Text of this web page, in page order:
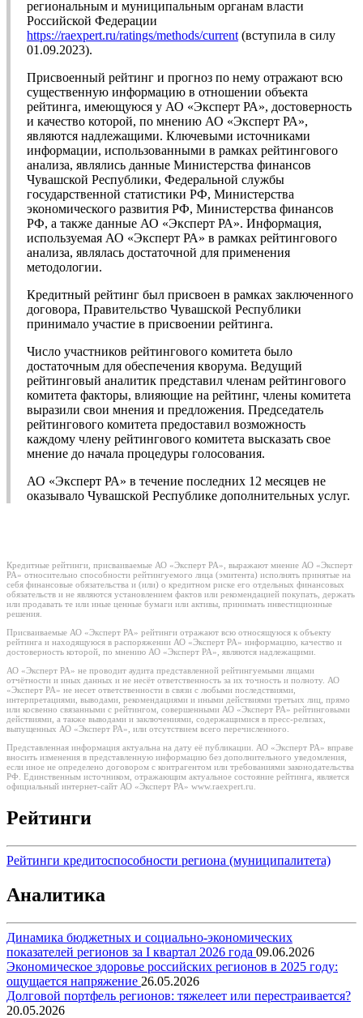
региональным и муниципальным органам власти
Российской Федерации
https://raexpert.ru/ratings/methods/current (вступила в силу
01.09.2023).
Присвоенный рейтинг и прогноз по нему отражают всю
существенную информацию в отношении объекта
рейтинга, имеющуюся у АО «Эксперт РА», достоверность
и качество которой, по мнению АО «Эксперт РА»,
являются надлежащими. Ключевыми источниками
информации, использованными в рамках рейтингового
анализа, являлись данные Министерства финансов
Чувашской Республики, Федеральной службы
государственной статистики РФ, Министерства
экономического развития РФ, Министерства финансов
РФ, а также данные АО «Эксперт РА». Информация,
используемая АО «Эксперт РА» в рамках рейтингового
анализа, являлась достаточной для применения
методологии.
Кредитный рейтинг был присвоен в рамках заключенного
договора, Правительство Чувашской Республики
принимало участие в присвоении рейтинга.
Число участников рейтингового комитета было
достаточным для обеспечения кворума. Ведущий
рейтинговый аналитик представил членам рейтингового
комитета факторы, влияющие на рейтинг, члены комитета
выразили свои мнения и предложения. Председатель
рейтингового комитета предоставил возможность
каждому члену рейтингового комитета высказать свое
мнение до начала процедуры голосования.
АО «Эксперт РА» в течение последних 12 месяцев не
оказывало Чувашской Республике дополнительных услуг.
Кредитные рейтинги, присваиваемые АО «Эксперт РА», выражают мнение АО «Эксперт
РА» относительно способности рейтингуемого лица (эмитента) исполнять принятые на
себя финансовые обязательства и (или) о кредитном риске его отдельных финансовых
обязательств и не являются установлением фактов или рекомендацией покупать, держать
или продавать те или иные ценные бумаги или активы, принимать инвестиционные
решения.
Присваиваемые АО «Эксперт РА» рейтинги отражают всю относящуюся к объекту
рейтинга и находящуюся в распоряжении АО «Эксперт РА» информацию, качество и
достоверность которой, по мнению АО «Эксперт РА», являются надлежащими.
АО «Эксперт РА» не проводит аудита представленной рейтингуемыми лицами
отчётности и иных данных и не несёт ответственность за их точность и полноту. АО
«Эксперт РА» не несет ответственности в связи с любыми последствиями,
интерпретациями, выводами, рекомендациями и иными действиями третьих лиц, прямо
или косвенно связанными с рейтингом, совершенными АО «Эксперт РА» рейтинговыми
действиями, а также выводами и заключениями, содержащимися в пресс-релизах,
выпущенных АО «Эксперт РА», или отсутствием всего перечисленного.
Представленная информация актуальна на дату её публикации. АО «Эксперт РА» вправе
вносить изменения в представленную информацию без дополнительного уведомления,
если иное не определено договором с контрагентом или требованиями законодательства
РФ. Единственным источником, отражающим актуальное состояние рейтинга, является
официальный интернет-сайт АО «Эксперт РА» www.raexpert.ru.
Рейтинги
Рейтинги кредитоспособности региона (муниципалитета)
Аналитика
Динамика бюджетных и социально-экономических
показателей регионов за I квартал 2026 года 09.06.2026
Экономическое здоровье российских регионов в 2025 году:
ощущается напряжение 26.05.2026
Долговой портфель регионов: тяжелеет или перестраивается?
20.05.2026